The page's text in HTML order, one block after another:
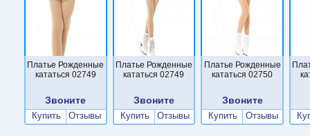
Платье Рожденные
кататься 02749
Звоните
Купить Отзывы
Платье Рожденные
кататься 02749
Звоните
Купить Отзывы
Платье Рожденные
кататься 02750
Звоните
Купить Отзывы